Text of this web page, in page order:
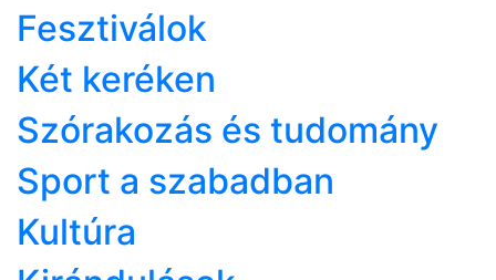
Fesztiválok
Két keréken
Szórakozás és tudomány
Sport a szabadban
Kultúra